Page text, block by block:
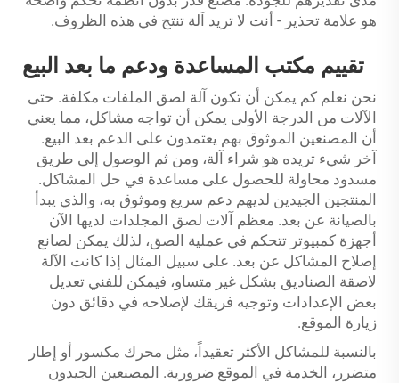
هو علامة تحذير - أنت لا تريد آلة تنتج في هذه الظروف.
تقييم مكتب المساعدة ودعم ما بعد البيع
نحن نعلم كم يمكن أن تكون آلة لصق الملفات مكلفة. حتى
الآلات من الدرجة الأولى يمكن أن تواجه مشاكل، مما يعني
أن المصنعين الموثوق بهم يعتمدون على الدعم بعد البيع.
آخر شيء تريده هو شراء آلة، ومن ثم الوصول إلى طريق
مسدود محاولة للحصول على مساعدة في حل المشاكل.
المنتجين الجيدين لديهم دعم سريع وموثوق به، والذي يبدأ
بالصيانة عن بعد. معظم آلات لصق المجلدات لديها الآن
أجهزة كمبيوتر تتحكم في عملية الصق، لذلك يمكن لصانع
إصلاح المشاكل عن بعد. على سبيل المثال إذا كانت الآلة
لاصقة الصناديق بشكل غير متساو، فيمكن للفني تعديل
بعض الإعدادات وتوجيه فريقك لإصلاحه في دقائق دون
زيارة الموقع.
بالنسبة للمشاكل الأكثر تعقيداً، مثل محرك مكسور أو إطار
متضرر، الخدمة في الموقع ضرورية. المصنعين الجيدون